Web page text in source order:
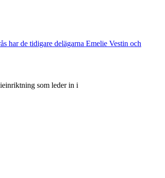
har de tidigare delägarna Emelie Vestin och
som leder in i